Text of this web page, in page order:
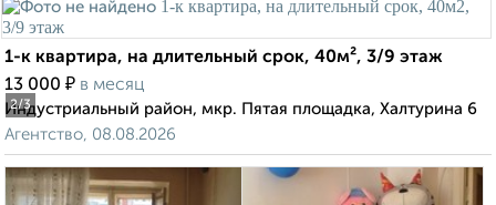
2/3
1-к квартира, на длительный срок, 40м², 3/9 этаж
13 000 ₽ в месяц
Индустриальный район, мкр. Пятая площадка, Халтурина 6
Агентство, 08.08.2026